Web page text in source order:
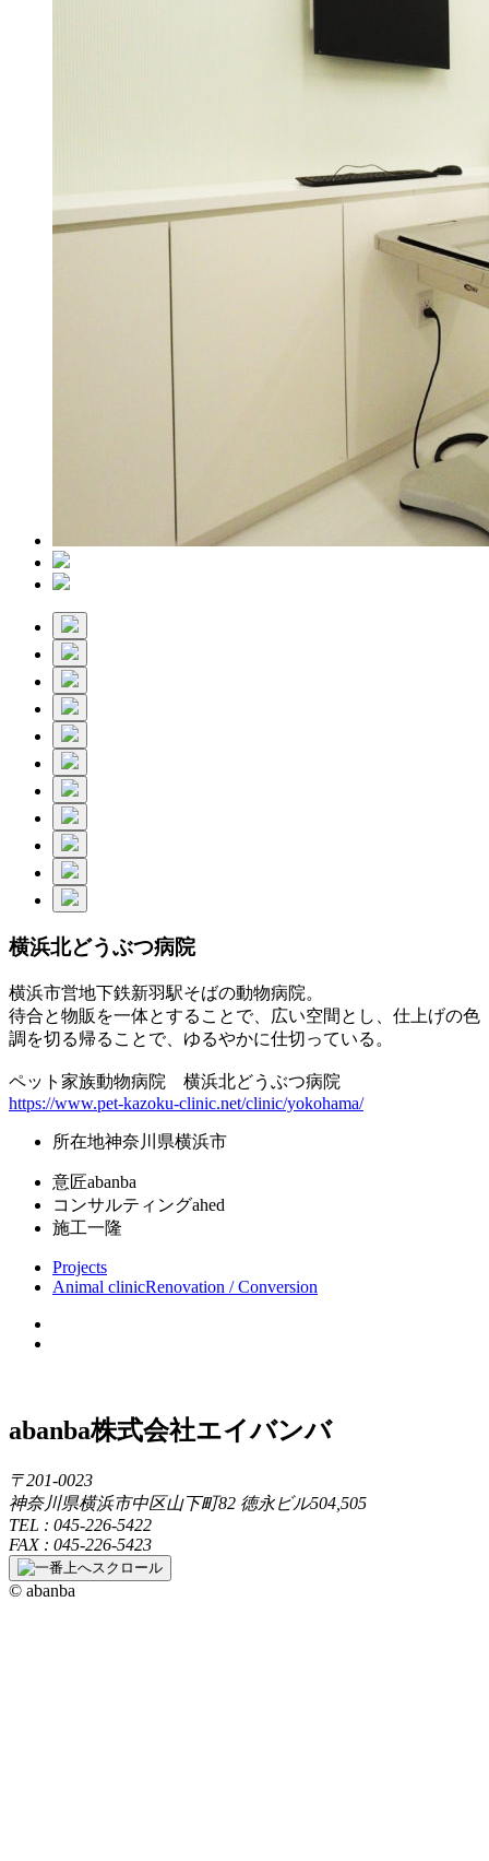
横浜北どうぶつ病院
横浜市営地下鉄新羽駅そばの動物病院。
待合と物販を一体とすることで、広い空間とし、仕上げの色
調を切る帰ることで、ゆるやかに仕切っている。
ペット家族動物病院 横浜北どうぶつ病院
https://www.pet-kazoku-clinic.net/clinic/yokohama/
所在地神奈川県横浜市
意匠abanba
コンサルティングahed
施工一隆
Projects
Animal clinicRenovation / Conversion
abanba株式会社エイバンバ
〒201-0023
神奈川県横浜市中区山下町82 徳永ビル504,505
TEL : 045-226-5422
FAX : 045-226-5423
© abanba